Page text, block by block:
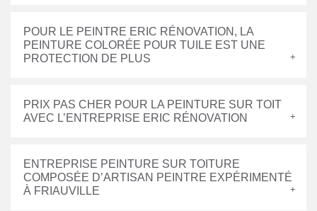
POUR LE PEINTRE ERIC RÉNOVATION, LA
PEINTURE COLORÉE POUR TUILE EST UNE
PROTECTION DE PLUS
PRIX PAS CHER POUR LA PEINTURE SUR TOIT
AVEC L’ENTREPRISE ERIC RÉNOVATION
ENTREPRISE PEINTURE SUR TOITURE
COMPOSÉE D’ARTISAN PEINTRE EXPÉRIMENTÉ
À FRIAUVILLE